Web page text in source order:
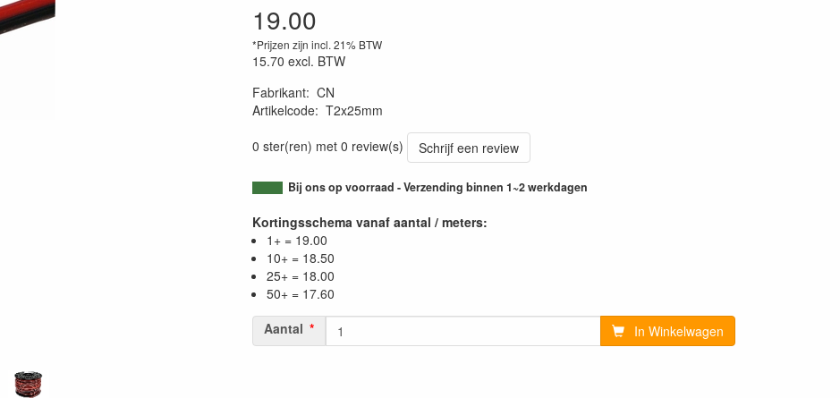
19.00
*Prijzen zijn incl. 21% BTW
15.70 excl. BTW
Fabrikant: CN
Artikelcode: T2x25mm
0 ster(ren) met 0 review(s)
Schrijf een review
Bij ons op voorraad - Verzending binnen 1~2 werkdagen
Kortingsschema vanaf aantal / meters:
1+ = 19.00
10+ = 18.50
25+ = 18.00
50+ = 17.60
Aantal
In Winkelwagen